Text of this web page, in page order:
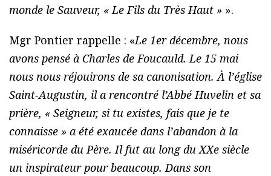
monde le Sauveur, « Le Fils du Très Haut » ».
Mgr Pontier rappelle : «Le 1er décembre, nous
avons pensé à Charles de Foucauld. Le 15 mai
nous nous réjouirons de sa canonisation. À l’église
Saint-Augustin, il a rencontré l’Abbé Huvelin et sa
prière, « Seigneur, si tu existes, fais que je te
connaisse » a été exaucée dans l’abandon à la
miséricorde du Père. Il fut au long du XXe siècle
un inspirateur pour beaucoup. Dans son